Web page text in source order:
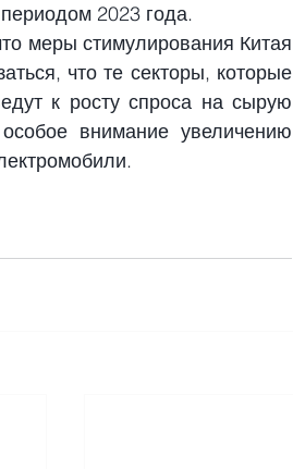
2023 года.
меры стимулирования Китая
что те секторы, которые
к росту спроса на сырую
внимание увеличению